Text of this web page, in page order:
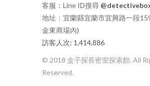
客服：Line ID搜尋
地址：宜蘭縣宜蘭市宜興路一段
金東商場內)
訪客人次: 1,414,886
© 2018 盒子探長密室探索館. All
Reserved.